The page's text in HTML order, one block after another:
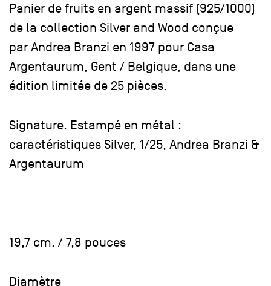
Panier de fruits en argent massif (925/1000)
de la collection Silver and Wood conçue
par Andrea Branzi en 1997 pour Casa
Argentaurum, Gent / Belgique, dans une
édition limitée de 25 pièces.
Signature. Estampé en métal :
caractéristiques Silver, 1/25, Andrea Branzi &
Argentaurum
19,7 cm. / 7,8 pouces
Diamètre